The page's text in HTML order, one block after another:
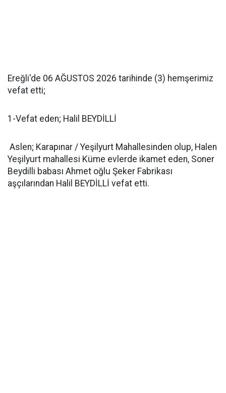
Ereğli'de 06 AĞUSTOS 2026 tarihinde (3) hemşerimiz
vefat etti;
1-Vefat eden; Halil BEYDİLLİ
Aslen; Karapınar / Yeşilyurt Mahallesinden olup, Halen
Yeşilyurt mahallesi Küme evlerde ikamet eden, Soner
Beydilli babası Ahmet oğlu Şeker Fabrikası
aşçılarından Halil BEYDİLLİ vefat etti.